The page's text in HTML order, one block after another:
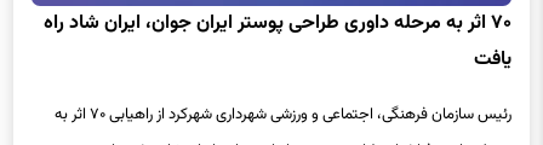
۷۰ اثر به مرحله داوری طراحی پوستر ایران جوان، ایران شاد راه
یافت
رئیس سازمان فرهنگی، اجتماعی و ورزشی شهرداری شهرکرد از راهیابی ۷۰ اثر به